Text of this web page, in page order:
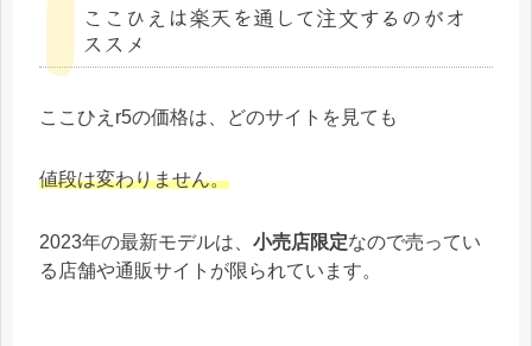
ここひえは楽天を通して注文するのがオ
ススメ
ここひえr5の価格は、どのサイトを見ても
値段は変わりません。
2023年の最新モデルは、 小売店限定なので売ってい
る店舗や通販サイトが限られています。